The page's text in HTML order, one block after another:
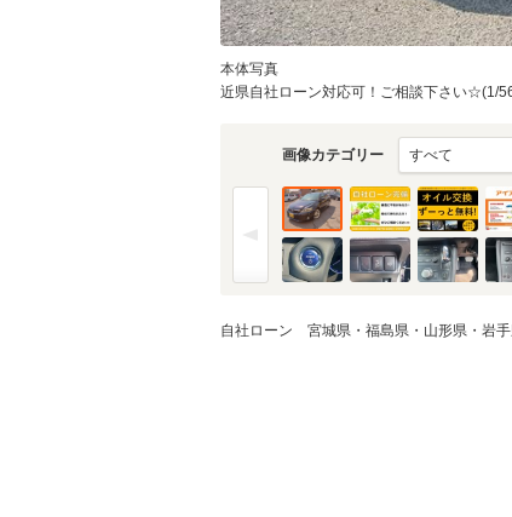
本体写真
近県自社ローン対応可！ご相談下さい☆(1/
画像カテゴリー
自社ローン 宮城県・福島県・山形県・岩